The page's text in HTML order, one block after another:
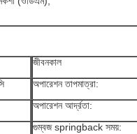
জীবনকাল
অপারেশন তাপমাত্রা:
অপারেশন আর্দ্রতা:
গুম্বজ springback সময়: